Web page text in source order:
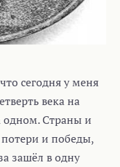
сегодня у меня
века на
одном. Страны и
и победы,
зашёл в одну